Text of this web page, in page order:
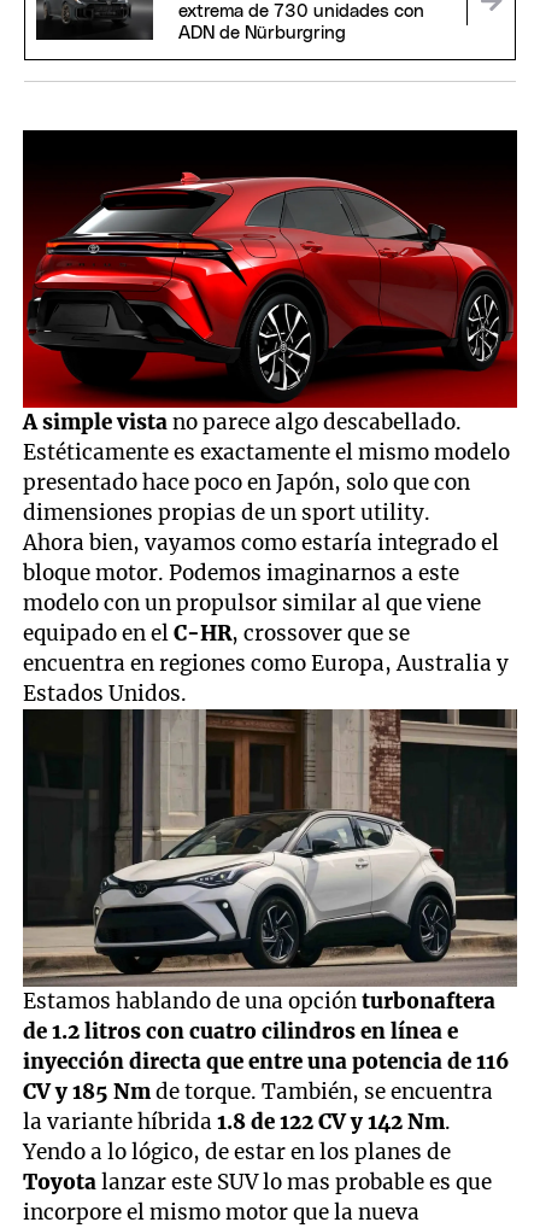
extrema de 730 unidades con
ADN de Nürburgring
A simple vistano parece algo descabellado.
Estéticamente es exactamente el mismo modelo
presentado hace poco en Japón, solo que con
dimensiones propias de un sport utility.
Ahora bien, vayamos como estaría integrado el
bloque motor. Podemos imaginarnos a este
modelo con un propulsor similar al que viene
equipado en elC-HR, crossover que se
encuentra en regiones como Europa, Australia y
Estados Unidos.
Estamos hablando de una opciónturbonaftera
de 1.2 litros con cuatro cilindros en línea e
inyección directa que entre una potencia de 116
CV y 185 Nmde torque. También, se encuentra
la variante híbrida1.8 de 122 CV y 142 Nm.
Yendo a lo lógico, de estar en los planes de
Toyotalanzar este SUV lo mas probable es que
incorpore el mismo motor que la nueva